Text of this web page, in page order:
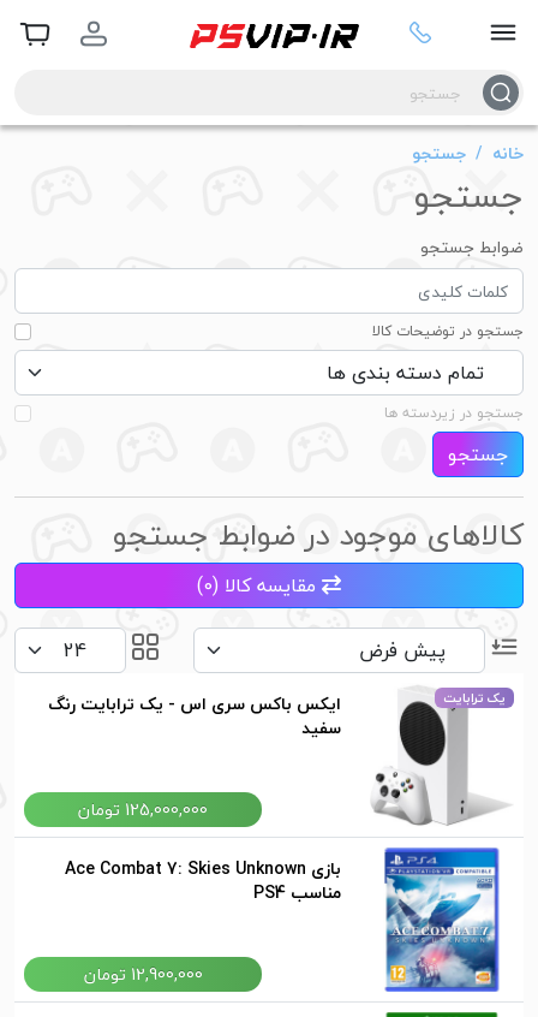
خانه جستجو
جستجو
ضوابط جستجو
جستجو در توضیحات کالا
جستجو در زیردسته ها
جستجو
کالاهای موجود در ضوابط جستجو
مقایسه کالا (0)
یک ترابایت
ایکس باکس سری اس - یک ترابایت رنگ
سفید
125,000,000 تومان
بازی Ace Combat 7: Skies Unknown
مناسب PS4
12,900,000 تومان